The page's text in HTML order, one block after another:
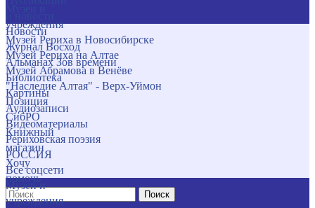
учреждения
Музей Рериха в Новосибирске
Музей Рериха на Алтае
Музей Абрамова в Венёве
"Наследие Алтая" - Верх-Уймон
Позиция
СибРО
Книжный
магазин
Хочу
помочь
Поиск
Новости
Журнал Восход
Альманах Зов времени
Библиотека
Картины
Аудиозаписи
Видеоматериалы
Рериховская поэзия
РОССИЯ
Все соцсети
Музеи и
учреждения